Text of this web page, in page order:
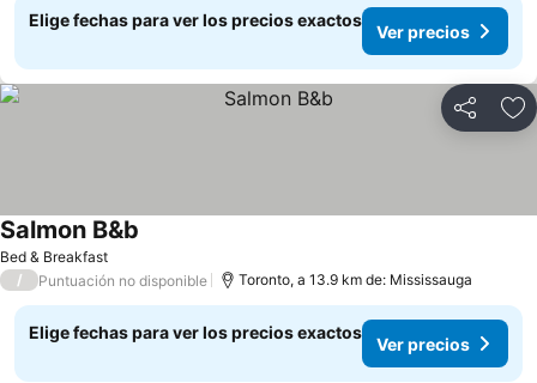
Elige fechas para ver los precios exactos
Ver precios
Compartir
Bed & Breakfast
Salmon B&b
/ Puntuación no disponible Toronto, a 13.9 km de: Mississauga
Elige fechas para ver los precios exactos
Ver precios